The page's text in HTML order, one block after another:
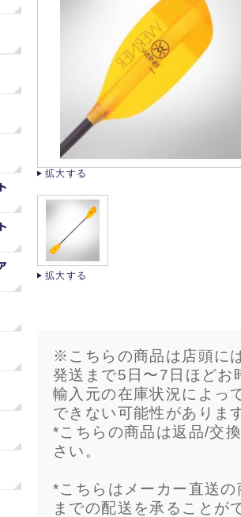
拡大する
拡大する
※こちらの商品は店頭に
発送まで5日〜7日ほどお
輸入元の在庫状況によっ
できない可能性がありま
*こちらの商品は返品/交
さい。
*こちらはメーカー直送
までの配送を承ることが